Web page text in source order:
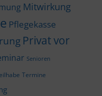
Mitwirkung
Pflegekasse
Privat vor
Senioren
Termine